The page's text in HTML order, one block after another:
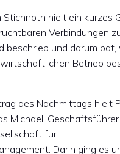
Stichnoth hielt ein kurzes
Verbindungen
beschrieb und darum bat,
Betrieb
des Nachmittags hielt
Michael,
für
Darin ging es